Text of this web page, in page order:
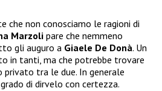
che non conosciamo le ragioni di
Marzoli pare che nemmeno
gli auguro a Giaele De Donà. Un
in tanti, ma che potrebbe trovare
privato tra le due. In generale
di dirvelo con certezza.